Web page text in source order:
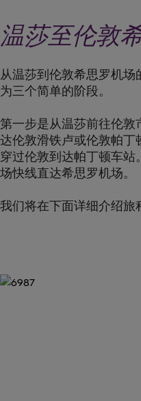
温莎至伦敦
从温莎到伦敦希思罗机
为三个简单的阶段。
第一步是从温莎前往伦敦
达伦敦滑铁卢或伦敦帕丁
穿过伦敦到达帕丁顿车
场快线直达希思罗机场。
我们将在下面详细介绍旅